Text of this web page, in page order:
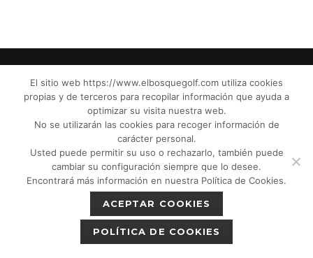
© El Bosque Club de Golf |Aviso Legal|
Política de Privacidad| Política de Cookies
Política de devoluciones|
Protección de Menores CPM”|
El sitio web https://www.elbosquegolf.com utiliza cookies
propias y de terceros para recopilar información que ayuda a
optimizar su visita nuestra web.
No se utilizarán las cookies para recoger información de
carácter personal.
Usted puede permitir su uso o rechazarlo, también puede
cambiar su configuración siempre que lo desee.
Encontrará más información en nuestra Política de Cookies.
ACEPTAR COOKIES
POLÍTICA DE COOKIES